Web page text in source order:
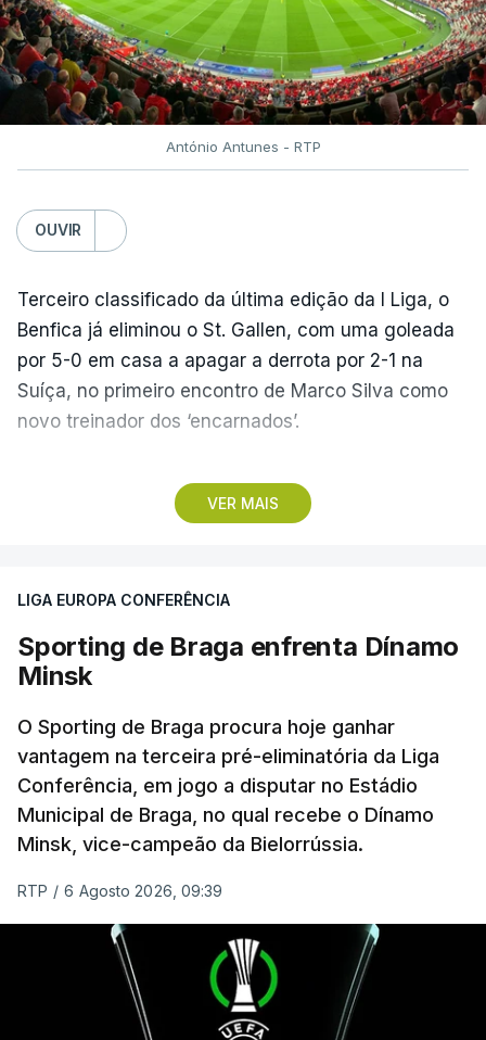
António Antunes - RTP
OUVIR
VER MAIS
Terceiro classificado da última edição da I Liga, o
Benfica já eliminou o St. Gallen, com uma goleada
por 5-0 em casa a apagar a derrota por 2-1 na
Suíça, no primeiro encontro de Marco Silva como
novo treinador dos ‘encarnados’.
Pela frente, as ‘águias’ vão ter agora o vice-
campeão escocês, que tem o português Cláudio
de serem eliminados pelos austríacos do Sturm
Graz, com um agregado de 6-0.
equipa relegada da ‘Champions’, o derrotado do
encontro entre Aarhus, campeão dinamarquês, ou
o Sabah, campeão do Azerbaijão, sendo que, em
caso de afastamento, os 'encarnados' caem para o
play-off da Liga Conferência, encontrando os
O jogo no Estádio da Luz tem início às 20:00, com
arbitragem do romeno Marian Barbu, enquanto a
segunda mão está marcada para 13 de agosto, em
LIGA EUROPA CONFERÊNCIA
Sporting de Braga enfrenta Dínamo
Minsk
O Sporting de Braga procura hoje ganhar
vantagem na terceira pré-eliminatória da Liga
Conferência, em jogo a disputar no Estádio
Municipal de Braga, no qual recebe o Dínamo
Minsk, vice-campeão da Bielorrússia.
RTP / 6 Agosto 2026, 09:39